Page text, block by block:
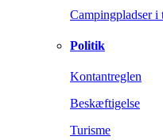
Campingpladser i
Politik
Kontantreglen
Beskæftigelse
Turisme